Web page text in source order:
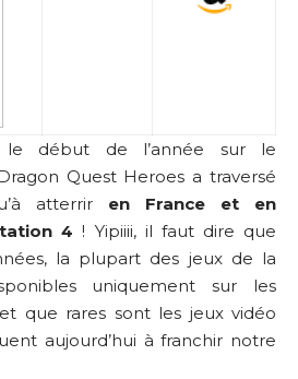
le début de l’année sur le
Quest Heroes a traversé
atterrir en France et en
4 ! Yipiiii, il faut dire que
la plupart des jeux de la
uniquement sur les
que rares sont les jeux vidéo
aujourd’hui à franchir notre